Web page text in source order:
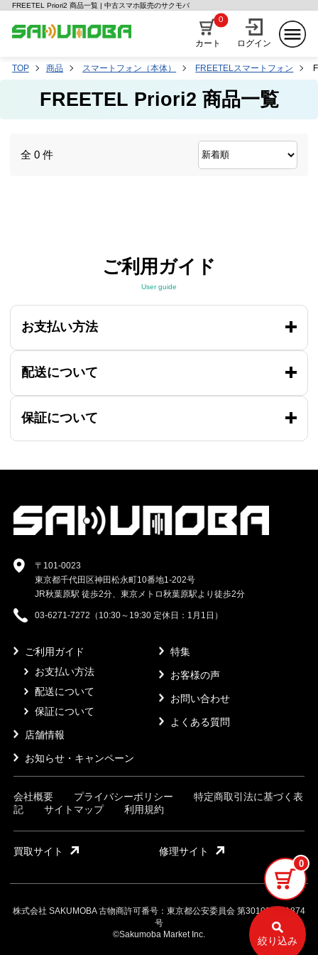
FREETEL Priori2 商品一覧 | 中古スマホ販売のサクモバ
カート
0
ログイン
TOP 商品 スマートフォン（本体） FREETELスマートフォン
FREETEL Priori2 商品一覧
全 0 件
0
絞り込み
ご利用ガイド
User guide
お支払い方法
配送について
保証について
〒101-0023
東京都千代田区神田松永町10番地1-202号
JR秋葉原駅 徒歩2分、東京メトロ秋葉原駅より徒歩2分
03-6271-7272（10:30～19:30 定休日：1月1日）
ご利用ガイド
お支払い方法
配送について
保証について
店舗情報
お知らせ・キャンペーン
特集
お客様の声
お問い合わせ
よくある質問
会社概要 プライバシーポリシー
特定商取引法に基づく表
記
サイトマップ 利用規約
買取サイト 修理サイト
株式会社 SAKUMOBA 古物商許可番号：東京都公安委員会 第301032121874
号
©Sakumoba Market Inc.